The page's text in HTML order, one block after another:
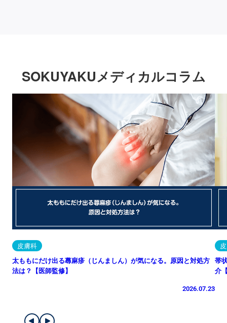
SOKUYAKUメディカルコラム
皮膚科
太ももにだけ出る蕁麻疹（じんましん）が気になる。原因と対処方
法は？【医師監修】
2026.07.23
帯
介